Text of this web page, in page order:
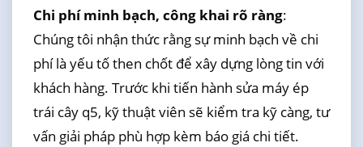
Chi phí minh bạch, công khai rõ ràng:
Chúng tôi nhận thức rằng sự minh bạch về chi
phí là yếu tố then chốt để xây dựng lòng tin với
khách hàng. Trước khi tiến hành sửa máy ép
trái cây q5, kỹ thuật viên sẽ kiểm tra kỹ càng, tư
vấn giải pháp phù hợp kèm báo giá chi tiết.